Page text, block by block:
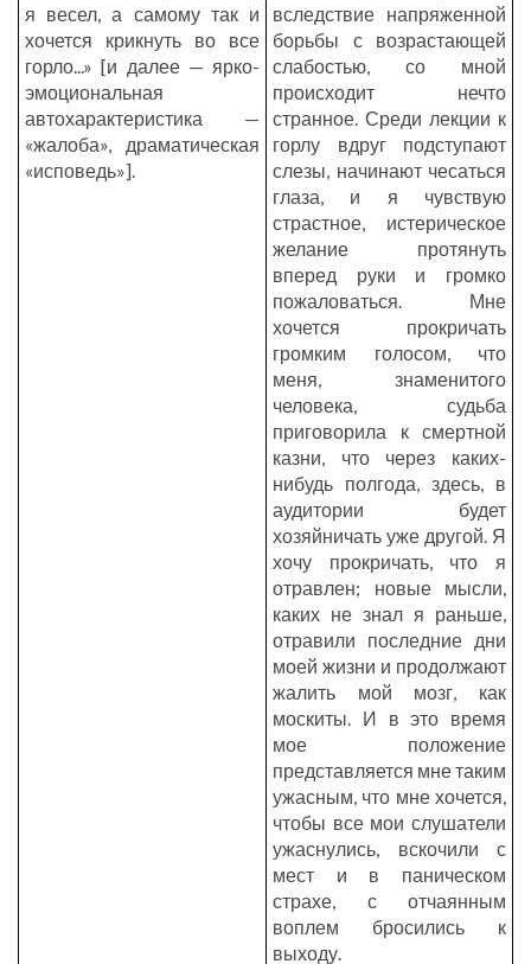
я весел, а самому так и
хочется крикнуть во все
горло...» [и далее — ярко-
эмоциональная
автохарактеристика —
«жалоба», драматическая
«исповедь»].
вследствие напряженной
борьбы с возрастающей
слабостью, со мной
происходит нечто
странное. Среди лекции к
горлу вдруг подступают
слезы, начинают чесаться
глаза, и я чувствую
страстное, истерическое
желание протянуть
вперед руки и громко
пожаловаться. Мне
хочется прокричать
громким голосом, что
меня, знаменитого
человека, судьба
приговорила к смертной
казни, что через каких-
нибудь полгода, здесь, в
аудитории будет
хозяйничать уже другой. Я
хочу прокричать, что я
отравлен; новые мысли,
каких не знал я раньше,
отравили последние дни
моей жизни и продолжают
жалить мой мозг, как
москиты. И в это время
мое положение
представляется мне таким
ужасным, что мне хочется,
чтобы все мои слушатели
ужаснулись, вскочили с
мест и в паническом
страхе, с отчаянным
воплем бросились к
выходу.